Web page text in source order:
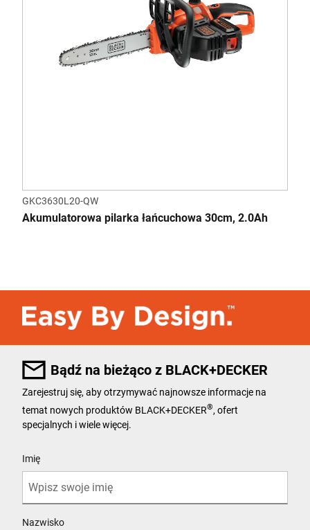
GKC3630L20-QW
Akumulatorowa pilarka łańcuchowa 30cm, 2.0Ah
Bądź na bieżąco z BLACK+DECKER
Zarejestruj się, aby otrzymywać najnowsze informacje na
temat nowych produktów BLACK+DECKER® , ofert
specjalnych i wiele więcej.
Imię
Nazwisko